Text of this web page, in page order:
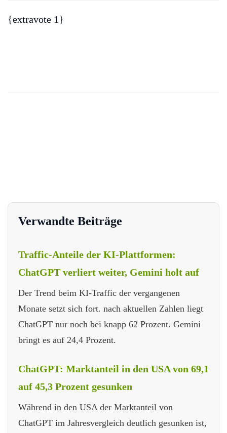
{extravote 1}
Verwandte Beiträge
Traffic-Anteile der KI-Plattformen:
ChatGPT verliert weiter, Gemini holt auf
Der Trend beim KI-Traffic der vergangenen
Monate setzt sich fort. nach aktuellen Zahlen liegt
ChatGPT nur noch bei knapp 62 Prozent. Gemini
bringt es auf 24,4 Prozent.
ChatGPT: Marktanteil in den USA von 69,1
auf 45,3 Prozent gesunken
Während in den USA der Marktanteil von
ChatGPT im Jahresvergleich deutlich gesunken ist,